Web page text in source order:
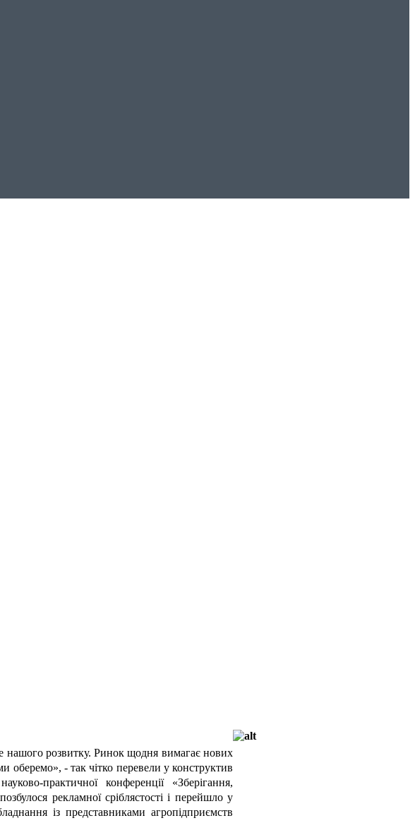
нашого розвитку. Ринок щодня вимагає нових
оберемо», - так чітко перевели у конструктив
практичної конференції «Зберігання,
рекламної сріблястості і перейшло у
із представниками агропідприємств